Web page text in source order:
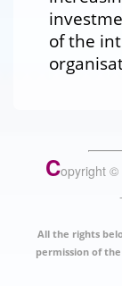
of the
Copyright ©
All the rights
permission of